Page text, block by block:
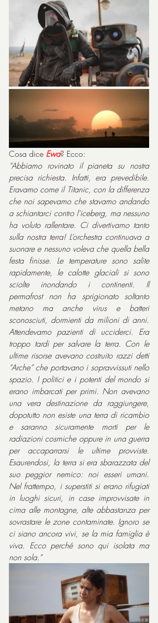
Cosa dice Ewa? Ecco:
“Abbiamo rovinato il pianeta su nostra
precisa richiesta. Infatti, era prevedibile.
Eravamo come il Titanic, con la differenza
che noi sapevamo che stavamo andando
a schiantarci contro l'iceberg, ma nessuno
ha voluto rallentare. Ci divertivamo tanto
sulla nostra terra! L’orchestra continuava a
suonare e nessuno voleva che quella bella
festa finisse. Le temperature sono salite
rapidamente, le calotte glaciali si sono
sciolte inondando i continenti. Il
permafrost non ha sprigionato soltanto
metano ma anche virus e batteri
sconosciuti, dormienti da milioni di anni.
Attendevamo pazienti di ucciderci. Era
troppo tardi per salvare la terra. Con le
ultime risorse avevano costruito razzi detti
“Arche” che portavano i sopravvissuti nello
spazio. I politici e i potenti del mondo si
erano imbarcati per primi. Non avevano
una vera destinazione da raggiungere,
dopotutto non esiste una terra di ricambio
e saranno sicuramente morti per le
radiazioni cosmiche oppure in una guerra
per accaparrarsi le ultime provviste.
Esaurendosi, la terra si era sbarazzata del
suo peggior nemico: noi esseri umani.
Nel frattempo, i superstiti si erano rifugiati
in luoghi sicuri, in case improvvisate in
cima alle montagne, alte abbastanza per
sovrastare le zone contaminate. Ignoro se
ci siano ancora vivi, se la mia famiglia è
viva. Ecco perché sono qui isolata ma
non sola.”